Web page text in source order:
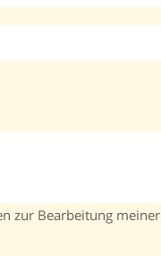
zur Bearbeitung meiner